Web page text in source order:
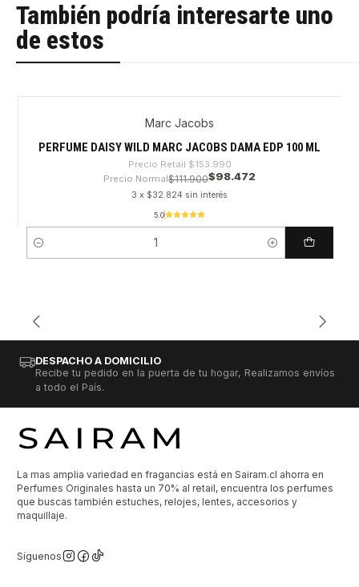
También podría interesarte uno
de estos
Marc Jacobs
PERFUME DAISY WILD MARC JACOBS DAMA EDP 100 ML
Precio Retail $153.990
Precio Normal$111.900$98.472
3 x $32.824 sin interés
5.0
Cantidad
DESPACHO A DOMICILIO
Recibe tu pedido en la puerta de tu hogar, Realizamos envíos
a todo el País.
La mas amplia variedad en fragancias está en Sairam.cl ahorra en
Perfumes Originales hasta un 70% al retail, encuentra los perfumes
que buscas también estuches, relojes, lentes, accesorios y
maquillaje.
Síguenos